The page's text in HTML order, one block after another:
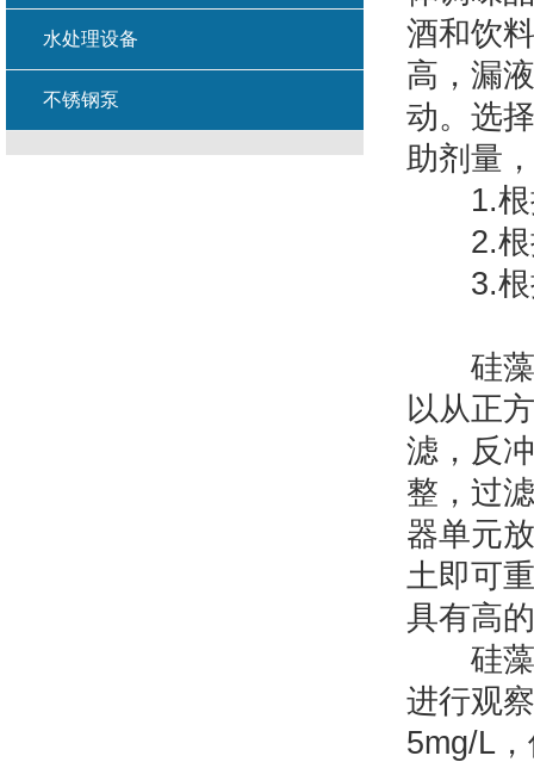
酒和饮
高，漏
动。选
助剂量
1.根据
2.根据
3.根据
硅藻
以从正
滤，反
整，过
器单元
土即可
具有高
硅藻
进行观
5mg/L
水处理设备
不锈钢泵